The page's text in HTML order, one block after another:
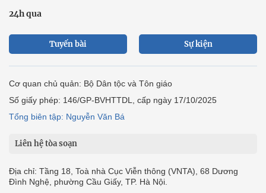
24h qua
Tuyến bài Sự kiện
Cơ quan chủ quản: Bộ Dân tộc và Tôn giáo
Số giấy phép: 146/GP-BVHTTDL, cấp ngày 17/10/2025
Tổng biên tập: Nguyễn Văn Bá
Liên hệ tòa soạn
Địa chỉ: Tầng 18, Toà nhà Cục Viễn thông (VNTA), 68 Dương
Đình Nghệ, phường Cầu Giấy, TP. Hà Nội.